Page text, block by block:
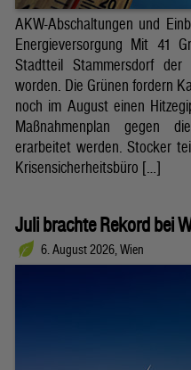
AKW-Abschaltungen und
Energieversorgung Mit 41
Stadtteil Stammersdorf
worden. Die Grünen fordern
noch im August einen
Maßnahmenplan gegen
erarbeitet werden. Stocker
Krisensicherheitsbüro […]
Juli brachte Rekord bei
6. August 2026, Wien